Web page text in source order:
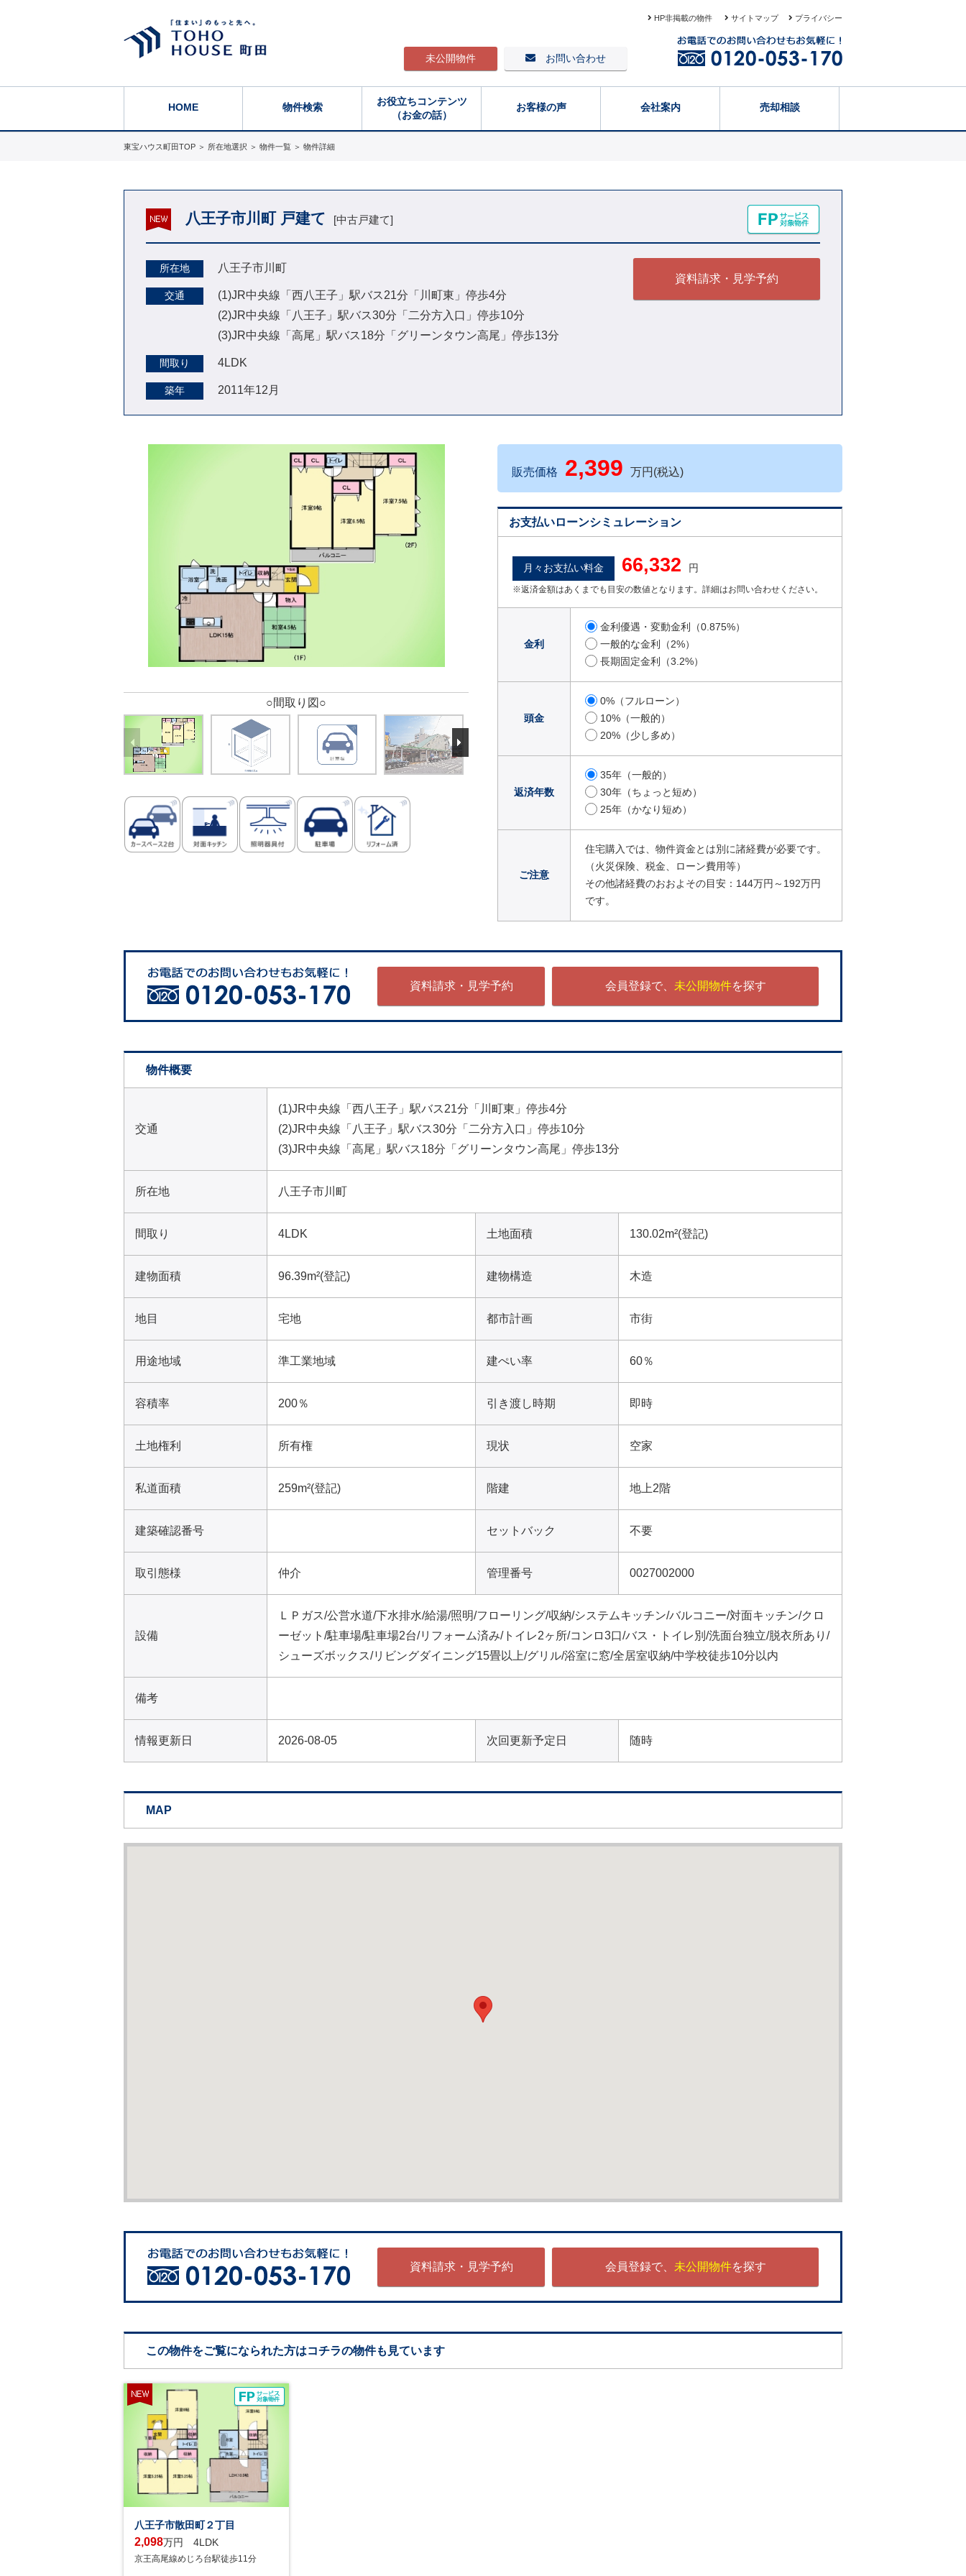
未公開物件 お問い合わせ
HP非掲載の物件 サイトマップ プライバシー
HOME 物件検索
お役立ちコンテンツ
（お金の話）
お客様の声 会社案内 売却相談
東宝ハウス町田TOP ＞ 所在地選択 ＞ 物件一覧 ＞ 物件詳細
八王子市川町 戸建て [中古戸建て]
所在地 八王子市川町
交通
(1)JR中央線「西八王子」駅バス21分「川町東」停歩4分
(2)JR中央線「八王子」駅バス30分「二分方入口」停歩10分
(3)JR中央線「高尾」駅バス18分「グリーンタウン高尾」停歩13分
間取り 4LDK
築年 2011年12月
資料請求・見学予約
○間取り図○
販売価格 2,399 万円(税込)
お支払いローンシミュレーション
月々お支払い料金 66,332 円
※返済金額はあくまでも目安の数値となります。詳細はお問い合わせください。
金利
金利優遇・変動金利（0.875%）
一般的な金利（2%）
長期固定金利（3.2%）
頭金
0%（フルローン）
10%（一般的）
20%（少し多め）
返済年数
35年（一般的）
30年（ちょっと短め）
25年（かなり短め）
ご注意
住宅購入では、物件資金とは別に諸経費が必要です。
（火災保険、税金、ローン費用等）
その他諸経費のおおよその目安：144万円～192万円
です。
資料請求・見学予約 会員登録で、 未公開物件を探す
物件概要
交通
(1)JR中央線「西八王子」駅バス21分「川町東」停歩4分
(2)JR中央線「八王子」駅バス30分「二分方入口」停歩10分
(3)JR中央線「高尾」駅バス18分「グリーンタウン高尾」停歩13分
所在地 八王子市川町
間取り 4LDK 土地面積 130.02m²(登記)
建物面積 96.39m²(登記) 建物構造 木造
地目 宅地 都市計画 市街
用途地域 準工業地域 建ぺい率 60％
容積率 200％ 引き渡し時期 即時
土地権利 所有権 現状 空家
私道面積 259m²(登記) 階建 地上2階
建築確認番号 セットバック 不要
取引態様 仲介 管理番号 0027002000
設備
ＬＰガス/公営水道/下水排水/給湯/照明/フローリング/収納/システムキッチン/バルコニー/対面キッチン/クロ
ーゼット/駐車場/駐車場2台/リフォーム済み/トイレ2ヶ所/コンロ3口/バス・トイレ別/洗面台独立/脱衣所あり/
シューズボックス/リビングダイニング15畳以上/グリル/浴室に窓/全居室収納/中学校徒歩10分以内
備考
情報更新日 2026-08-05 次回更新予定日 随時
MAP
資料請求・見学予約 会員登録で、 未公開物件を探す
この物件をご覧になられた方はコチラの物件も見ています
八王子市散田町２丁目
2,098万円 4LDK
京王高尾線めじろ台駅徒歩11分